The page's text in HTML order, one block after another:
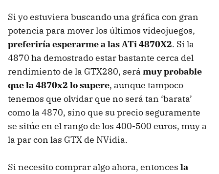
Si yo estuviera buscando una gráfica con gran
potencia para mover los últimos videojuegos,
preferiría esperarme a las ATi 4870X2. Si la
4870 ha demostrado estar bastante cerca del
rendimiento de la GTX280, será muy probable
que la 4870x2 lo supere, aunque tampoco
tenemos que olvidar que no será tan ‘barata’
como la 4870, sino que su precio seguramente
se sitúe en el rango de los 400-500 euros, muy a
la par con las GTX de NVidia.
Si necesito comprar algo ahora, entonces la